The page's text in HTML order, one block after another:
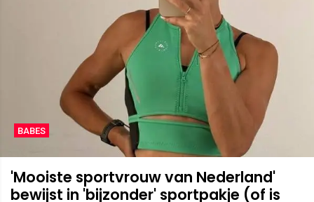
BABES
'Mooiste sportvrouw van Nederland'
bewijst in 'bijzonder' sportpakje (of is